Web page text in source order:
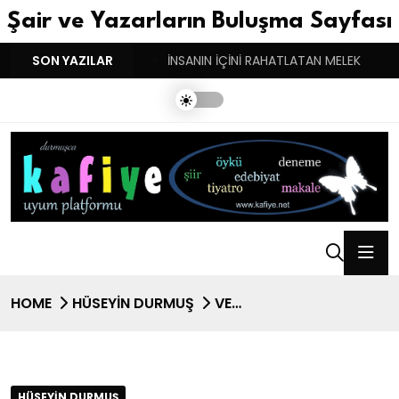
Şair ve Yazarların Buluşma Sayfası
SON YAZILAR
BASARINDIR! İNSANIN İÇİNİ RAHATLATAN MELEK
HOME HÜSEYIN DURMUŞ VE…